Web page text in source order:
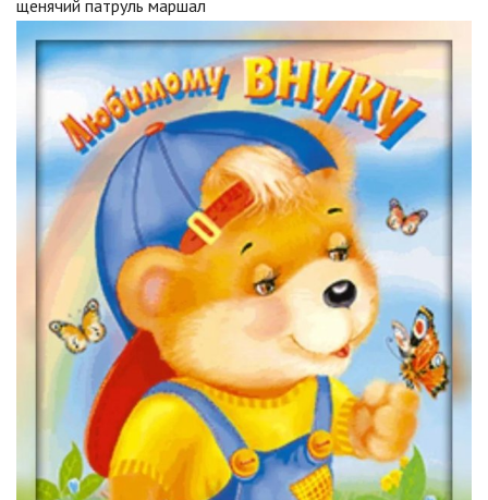
щенячий патруль маршал